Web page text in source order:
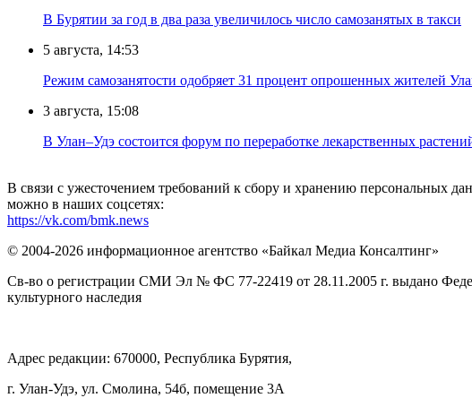
В Бурятии за год в два раза увеличилось число самозанятых в такси
5 августа, 14:53
Режим самозанятости одобряет 31 процент опрошенных жителей
3 августа, 15:08
В Улан–Удэ состоится форум по переработке лекарственных
В связи с ужесточением требований к сбору и хранению персональных
можно в наших соцсетях:
https://vk.com/bmk.news
© 2004-2026 информационное агентство «Байкал Медиа Консалтинг»
Св-во о регистрации СМИ Эл № ФС 77-22419 от 28.11.2005 г. выдано
культурного наследия
Адрес редакции: 670000, Республика Бурятия,
г. Улан-Удэ, ул. Смолина, 54б, помещение 3А